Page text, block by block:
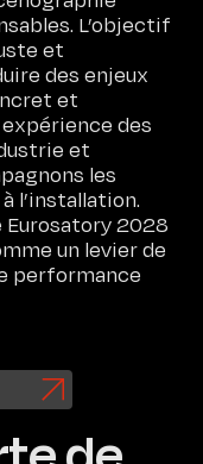
L’objectif
et
des enjeux
et
des
et
les
l’installation.
Eurosatory 2028
un levier de
performance